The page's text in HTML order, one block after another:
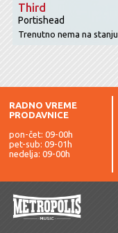
Third
Portishead
Trenutno nema na stanju.
RADNO VREME
PRODAVNICE
pon-čet: 09-00h
pet-sub: 09-01h
nedelja: 09-00h